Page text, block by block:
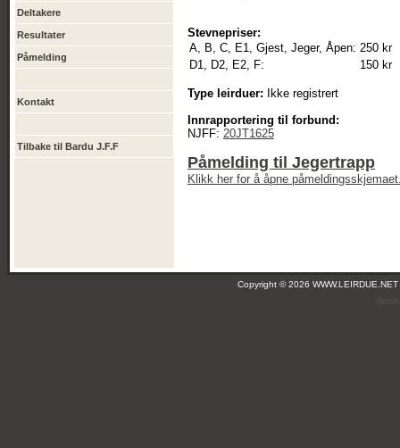
Deltakere
Resultater
Påmelding
Kontakt
Tilbake til Bardu J.F.F
Stevnepriser:
A, B, C, E1, Gjest, Jeger, Åpen: 250 kr
D1, D2, E2, F:
150 kr
Type leirduer: Ikke registrert
Innrapportering til forbund:
NJFF: 20JT1625
Påmelding til Jegertrapp
Klikk her for å åpne
Copyright © 2026